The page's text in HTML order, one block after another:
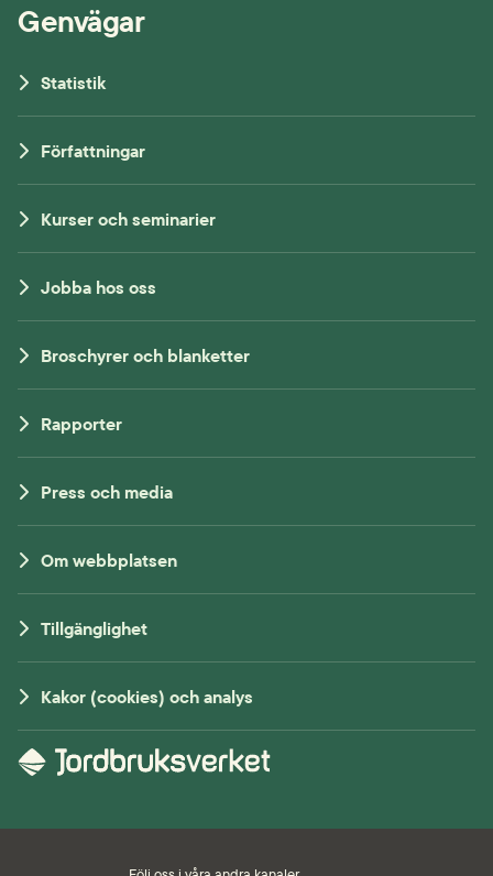
Genvägar
Statistik
Författningar
Kurser och seminarier
Jobba hos oss
Broschyrer och blanketter
Rapporter
Press och media
Om webbplatsen
Tillgänglighet
Kakor (cookies) och analys